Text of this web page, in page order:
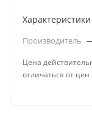
Характеристики
Производитель
Цена
отличаться от